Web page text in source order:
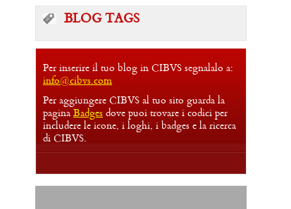
BLOG TAGS
Per inserire il tuo blog in CIBVS segnalalo a:
info@cibvs.com
Per aggiungere CIBVS al tuo sito guarda la
pagina Badges dove puoi trovare i codici per
includere le icone, i loghi, i badges e la ricerca
di CIBVS.